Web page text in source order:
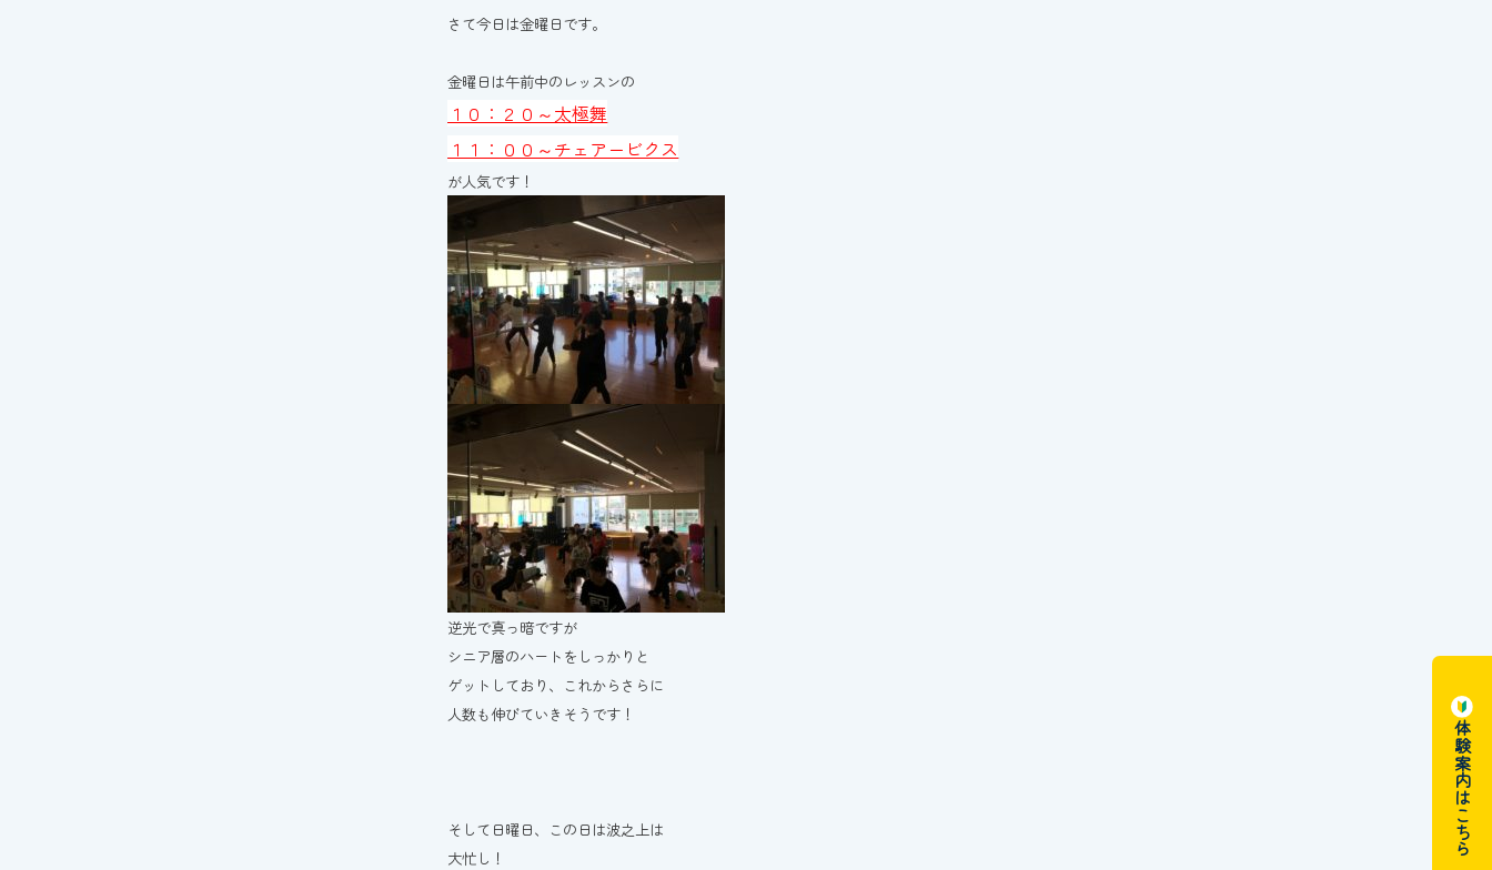
さて今日は金曜日です。
金曜日は午前中のレッスンの
１０：２０～太極舞
１１：００～チェアービクス
が人気です！
逆光で真っ暗ですが
シニア層のハートをしっかりと
ゲットしており、これからさらに
人数も伸びていきそうです！
そして日曜日、この日は波之上は
大忙し！
体験案内はこちら